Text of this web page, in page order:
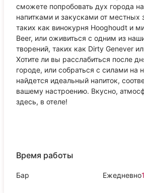
сможете попробовать дух города
напитками и закусками от местных
таких как винокурня Hooghoudt и
Beer, или оживиться с одним из
творений, таких как Dirty Genever
Хотите ли вы расслабиться после
городе, или собраться с силами на
найдется идеальный напиток,
вашему настроению. Вкусно,
здесь, в отеле!
Время работы
Бар Ежедневно